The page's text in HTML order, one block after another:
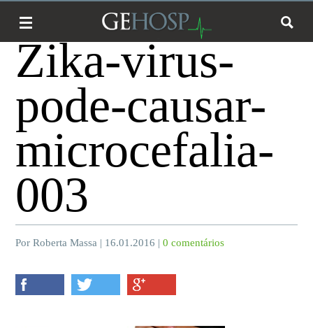
Zika-virus-
pode-causar-
microcefalia-
003
Por Roberta Massa | 16.01.2016 |0 comentários